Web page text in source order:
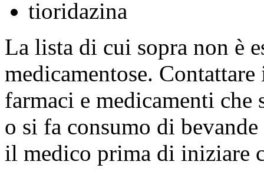
tioridazina
La lista di cui sopra non è
medicamentose.
farmaci e medicamenti che
o si fa consumo di
il medico prima di iniziare